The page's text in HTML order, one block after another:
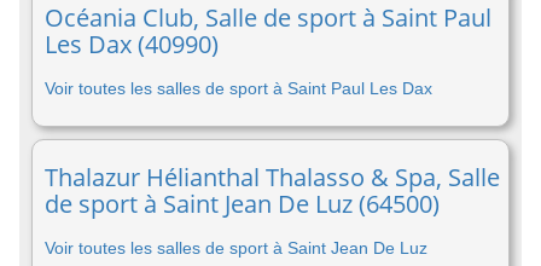
Océania Club, Salle de sport à Saint Paul
Les Dax (40990)
Voir toutes les salles de sport à Saint Paul Les Dax
Thalazur Hélianthal Thalasso & Spa, Salle
de sport à Saint Jean De Luz (64500)
Voir toutes les salles de sport à Saint Jean De Luz